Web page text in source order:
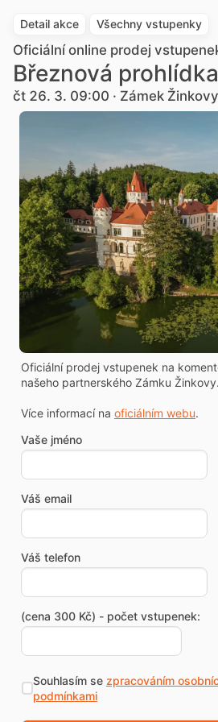
Detail akce Všechny vstupenky
Oficiální online prodej
Březnová
čt 26. 3. 09:00 · Zámek Žinkovy
Oficiální prodej vstupenek na
našeho partnerského Zámku Žinkovy.
Více informací na oficiálním webu.
Vaše jméno
Váš email
Váš telefon
(cena 300 Kč) - počet vstupenek:
Souhlasím se zpracováním
podmínkami